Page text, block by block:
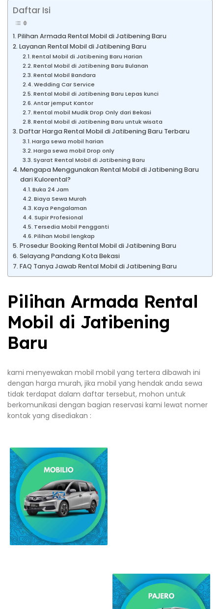
Daftar Isi
Pilihan Armada Rental Mobil di Jatibening Baru
Layanan Rental Mobil di Jatibening Baru
Rental Mobil di Jatibening Baru Harian
Rental Mobil di Jatibening Baru Bulanan
Rental Mobil Bandara
Wedding Car Service
Rental Mobil di Jatibening Baru Lepas kunci
Antar jemput Kantor
Rental mobil Mudik Drop Only dari Bekasi
Rental Mobil di Jatibening Baru untuk wisata
Daftar Harga Rental Mobil di Jatibening Baru Terbaru
Harga sewa mobil harian
Harga sewa mobil Drop only
Syarat Rental Mobil di Jatibening Baru
Mengapa Menggunakan Rental Mobil di Jatibening Baru
dari Kulorental?
Buka 24 Jam
Biaya Sewa Murah
Kaya Pengalaman
Supir Profesional
Tersedia Mobil Pengganti
Pilihan Mobil lengkap
Prosedur Booking Rental Mobil di Jatibening Baru
Selayang Pandang Kota Bekasi
FAQ Tanya Jawab Rental Mobil di Jatibening Baru
Pilihan Armada Rental
Mobil di Jatibening
Baru
kami menyewakan mobil mobil yang tertera dibawah ini
dengan harga murah, jika mobil yang hendak anda sewa
tidak terdapat dalam daftar tersebut, mohon untuk
berkomunikasi dengan bagian reservasi kami lewat nomer
kontak yang disediakan :